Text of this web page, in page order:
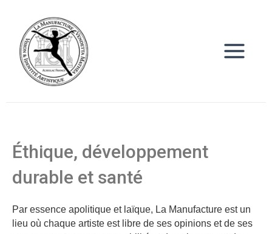
contenu
Éthique, développement
durable et santé
Par essence apolitique et laïque, La Manufacture est un
lieu où chaque artiste est libre de ses opinions et de ses